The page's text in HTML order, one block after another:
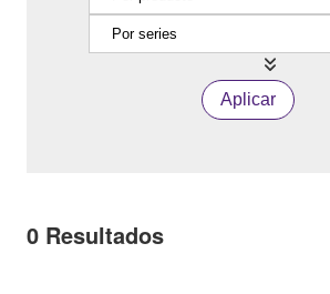
Aplicar
0 Resultados